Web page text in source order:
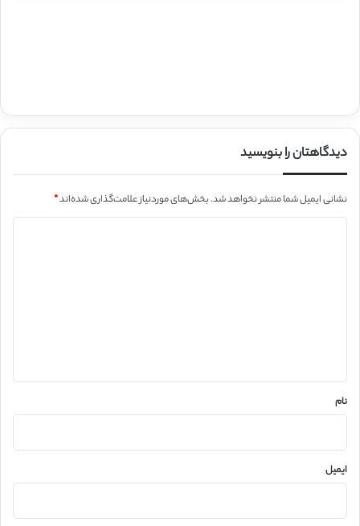
دیدگاهتان را بنویسید
نشانی ایمیل شما منتشر نخواهد شد.بخش‌های موردنیاز علامت‌گذاری شده‌اند*
نام
ایمیل